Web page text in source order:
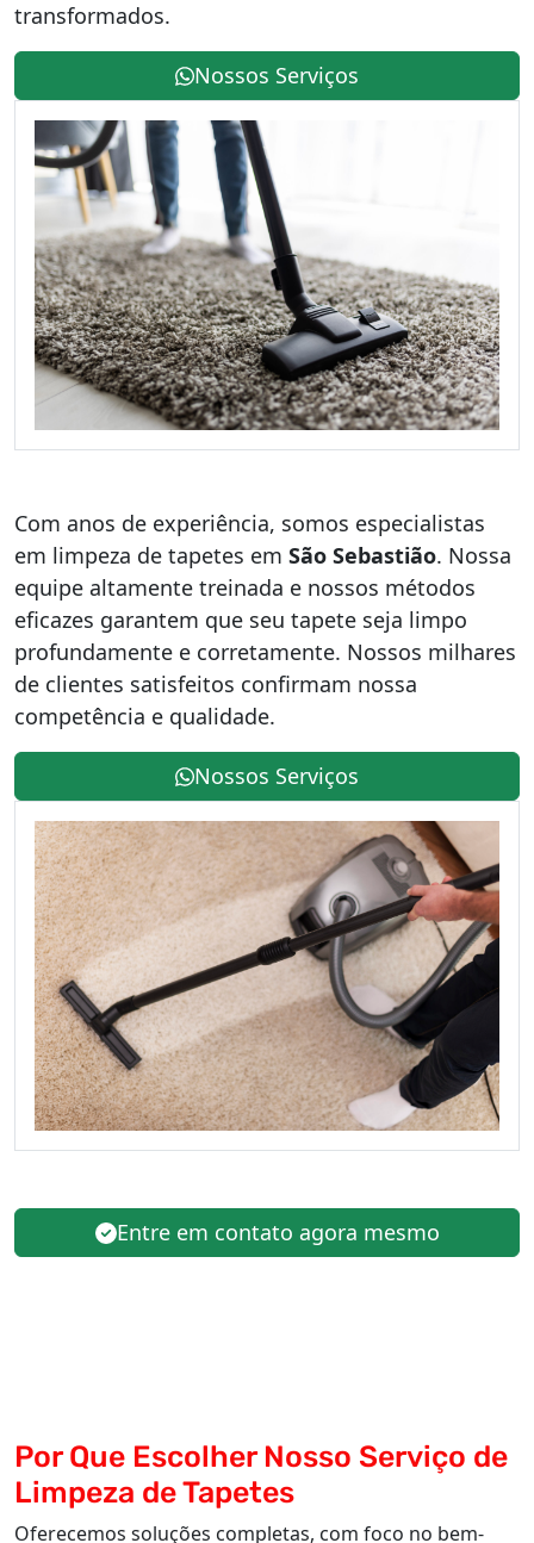
transformados.
Nossos Serviços
Com anos de experiência, somos especialistas
em limpeza de tapetes em São Sebastião. Nossa
equipe altamente treinada e nossos métodos
eficazes garantem que seu tapete seja limpo
profundamente e corretamente. Nossos milhares
de clientes satisfeitos confirmam nossa
competência e qualidade.
Nossos Serviços
Entre em contato agora mesmo
Por Que Escolher Nosso Serviço de
Limpeza de Tapetes
Oferecemos soluções completas, com foco no bem-